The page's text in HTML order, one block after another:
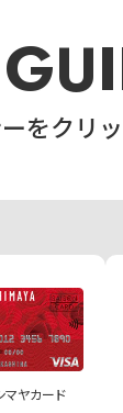
をクリ
マヤカード